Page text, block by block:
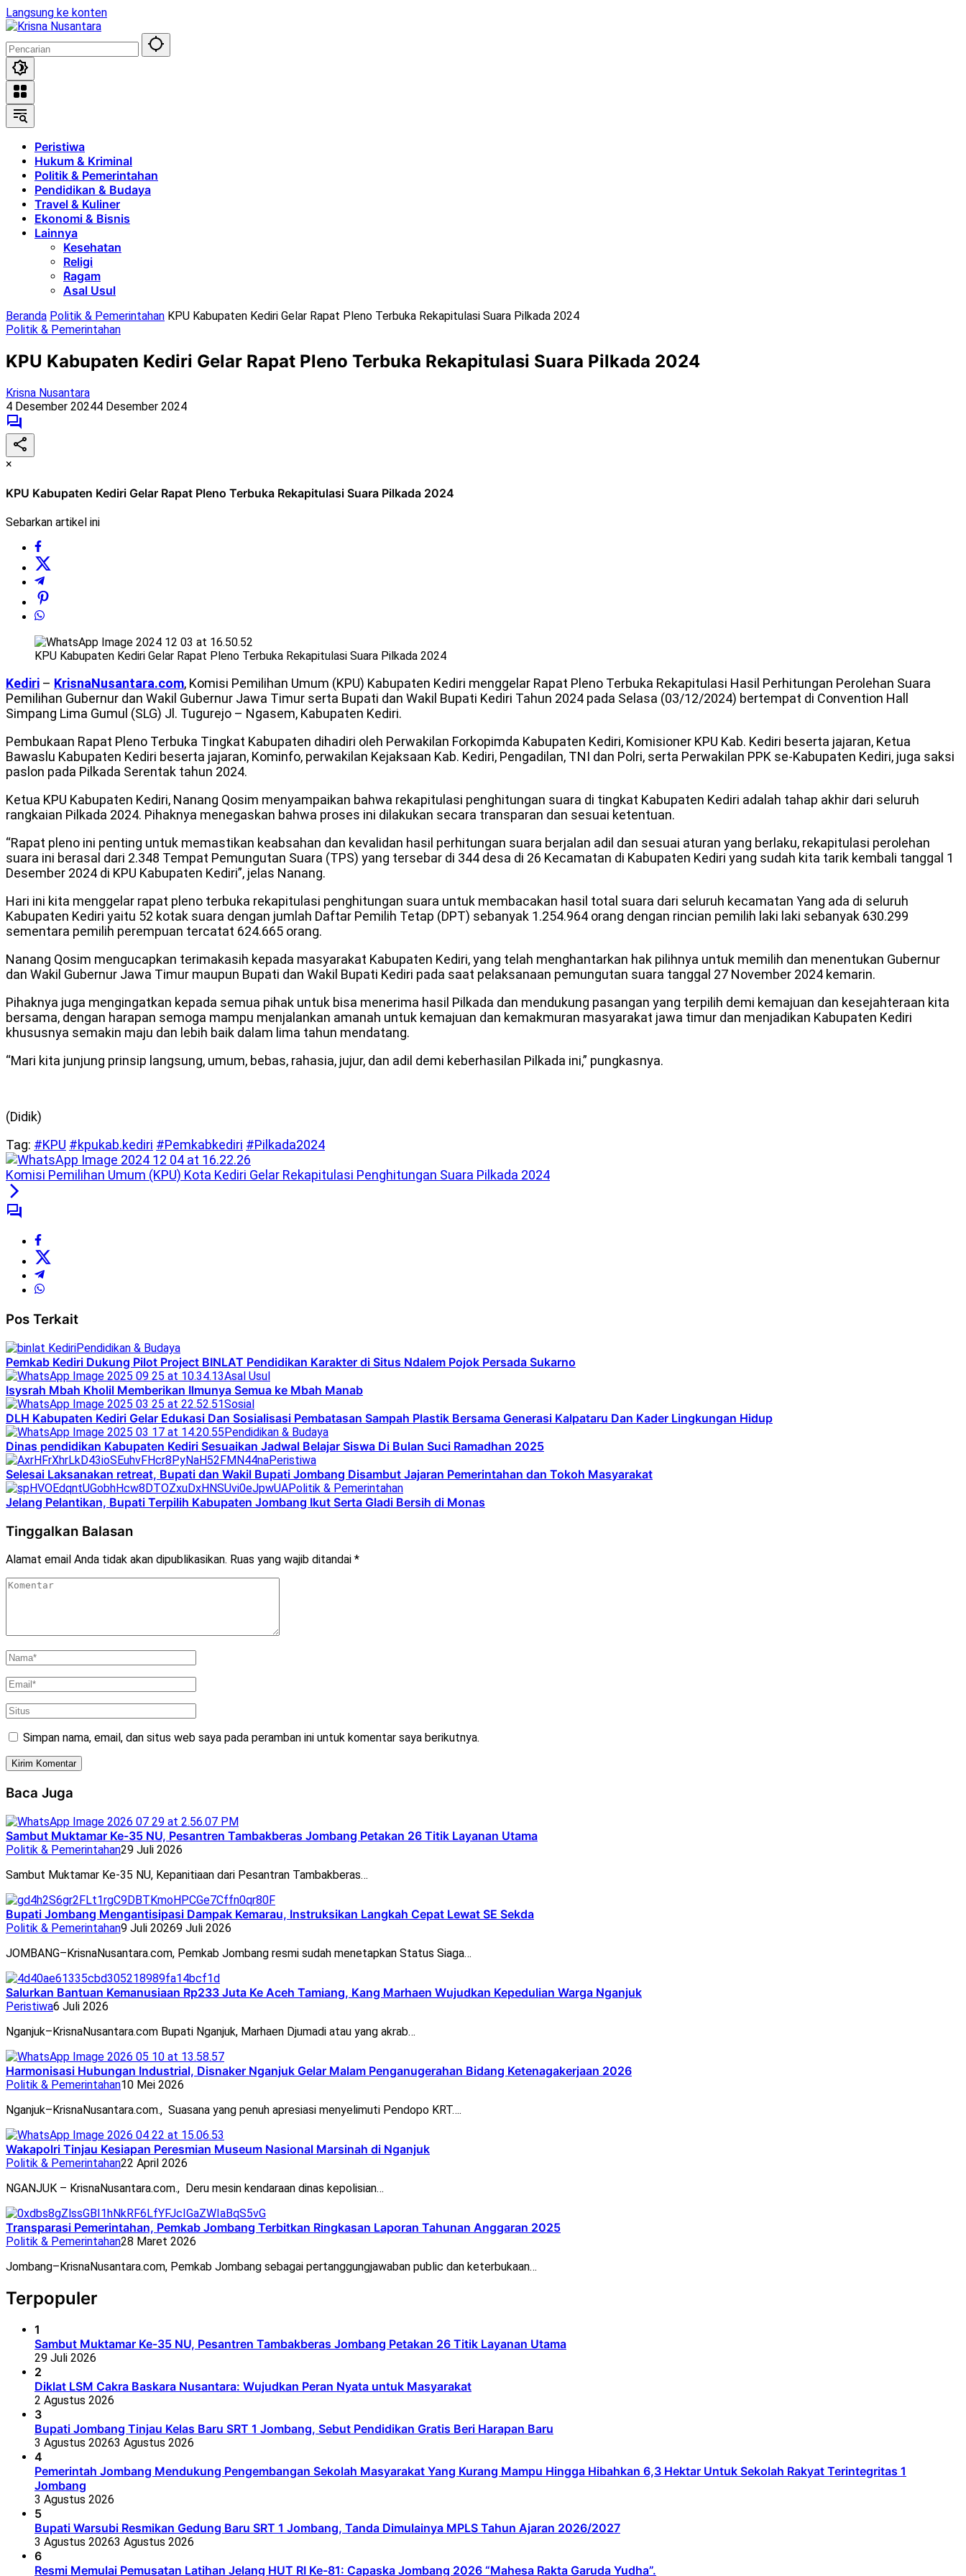
Langsung ke konten
Peristiwa
Hukum & Kriminal
Politik & Pemerintahan
Pendidikan & Budaya
Travel & Kuliner
Ekonomi & Bisnis
Lainnya
Kesehatan
Religi
Ragam
Asal Usul
Beranda Politik & Pemerintahan KPU Kabupaten Kediri Gelar Rapat Pleno Terbuka Rekapitulasi Suara Pilkada 2024
Politik & Pemerintahan
KPU Kabupaten Kediri Gelar Rapat Pleno Terbuka Rekapitulasi Suara Pilkada 2024
Krisna Nusantara
4 Desember 20244 Desember 2024
×
KPU Kabupaten Kediri Gelar Rapat Pleno Terbuka Rekapitulasi Suara Pilkada 2024
Sebarkan artikel ini
KPU Kabupaten Kediri Gelar Rapat Pleno Terbuka Rekapitulasi Suara Pilkada 2024
Kediri – KrisnaNusantara.com, Komisi Pemilihan Umum (KPU) Kabupaten Kediri menggelar Rapat Pleno Terbuka Rekapitulasi Hasil Perhitungan Perolehan Suara
Pemilihan Gubernur dan Wakil Gubernur Jawa Timur serta Bupati dan Wakil Bupati Kediri Tahun 2024 pada Selasa (03/12/2024) bertempat di Convention Hall
Simpang Lima Gumul (SLG) Jl. Tugurejo – Ngasem, Kabupaten Kediri.
Pembukaan Rapat Pleno Terbuka Tingkat Kabupaten dihadiri oleh Perwakilan Forkopimda Kabupaten Kediri, Komisioner KPU Kab. Kediri beserta jajaran, Ketua
Bawaslu Kabupaten Kediri beserta jajaran, Kominfo, perwakilan Kejaksaan Kab. Kediri, Pengadilan, TNI dan Polri, serta Perwakilan PPK se-Kabupaten Kediri, juga saksi
paslon pada Pilkada Serentak tahun 2024.
Ketua KPU Kabupaten Kediri, Nanang Qosim menyampaikan bahwa rekapitulasi penghitungan suara di tingkat Kabupaten Kediri adalah tahap akhir dari seluruh
rangkaian Pilkada 2024. Pihaknya menegaskan bahwa proses ini dilakukan secara transparan dan sesuai ketentuan.
“Rapat pleno ini penting untuk memastikan keabsahan dan kevalidan hasil perhitungan suara berjalan adil dan sesuai aturan yang berlaku, rekapitulasi perolehan
suara ini berasal dari 2.348 Tempat Pemungutan Suara (TPS) yang tersebar di 344 desa di 26 Kecamatan di Kabupaten Kediri yang sudah kita tarik kembali tanggal 1
Desember 2024 di KPU Kabupaten Kediri”, jelas Nanang.
Hari ini kita menggelar rapat pleno terbuka rekapitulasi penghitungan suara untuk membacakan hasil total suara dari seluruh kecamatan Yang ada di seluruh
Kabupaten Kediri yaitu 52 kotak suara dengan jumlah Daftar Pemilih Tetap (DPT) sebanyak 1.254.964 orang dengan rincian pemilih laki laki sebanyak 630.299
sementara pemilih perempuan tercatat 624.665 orang.
Nanang Qosim mengucapkan terimakasih kepada masyarakat Kabupaten Kediri, yang telah menghantarkan hak pilihnya untuk memilih dan menentukan Gubernur
dan Wakil Gubernur Jawa Timur maupun Bupati dan Wakil Bupati Kediri pada saat pelaksanaan pemungutan suara tanggal 27 November 2024 kemarin.
Pihaknya juga mengingatkan kepada semua pihak untuk bisa menerima hasil Pilkada dan mendukung pasangan yang terpilih demi kemajuan dan kesejahteraan kita
bersama, dengan harapan semoga mampu menjalankan amanah untuk kemajuan dan kemakmuran masyarakat jawa timur dan menjadikan Kabupaten Kediri
khususnya semakin maju dan lebih baik dalam lima tahun mendatang.
“Mari kita junjung prinsip langsung, umum, bebas, rahasia, jujur, dan adil demi keberhasilan Pilkada ini,” pungkasnya.
(Didik)
Tag: #KPU #kpukab.kediri #Pemkabkediri #Pilkada2024
Komisi Pemilihan Umum (KPU) Kota Kediri Gelar Rekapitulasi Penghitungan Suara Pilkada 2024
Pos Terkait
Pendidikan & Budaya
Pemkab Kediri Dukung Pilot Project BINLAT Pendidikan Karakter di Situs Ndalem Pojok Persada Sukarno
Asal Usul
Isysrah Mbah Kholil Memberikan Ilmunya Semua ke Mbah Manab
Sosial
DLH Kabupaten Kediri Gelar Edukasi Dan Sosialisasi Pembatasan Sampah Plastik Bersama Generasi Kalpataru Dan Kader Lingkungan Hidup
Pendidikan & Budaya
Dinas pendidikan Kabupaten Kediri Sesuaikan Jadwal Belajar Siswa Di Bulan Suci Ramadhan 2025
Peristiwa
Selesai Laksanakan retreat, Bupati dan Wakil Bupati Jombang Disambut Jajaran Pemerintahan dan Tokoh Masyarakat
Politik & Pemerintahan
Jelang Pelantikan, Bupati Terpilih Kabupaten Jombang Ikut Serta Gladi Bersih di Monas
Tinggalkan Balasan
Alamat email Anda tidak akan dipublikasikan. Ruas yang wajib ditandai *
Simpan nama, email, dan situs web saya pada peramban ini untuk komentar saya berikutnya.
Baca Juga
Sambut Muktamar Ke-35 NU, Pesantren Tambakberas Jombang Petakan 26 Titik Layanan Utama
Politik & Pemerintahan29 Juli 2026
Sambut Muktamar Ke-35 NU, Kepanitiaan dari Pesantran Tambakberas…
Bupati Jombang Mengantisipasi Dampak Kemarau, Instruksikan Langkah Cepat Lewat SE Sekda
Politik & Pemerintahan9 Juli 20269 Juli 2026
JOMBANG–KrisnaNusantara.com, Pemkab Jombang resmi sudah menetapkan Status Siaga…
Salurkan Bantuan Kemanusiaan Rp233 Juta Ke Aceh Tamiang, Kang Marhaen Wujudkan Kepedulian Warga Nganjuk
Peristiwa6 Juli 2026
Nganjuk–KrisnaNusantara.com Bupati Nganjuk, Marhaen Djumadi atau yang akrab…
Harmonisasi Hubungan Industrial, Disnaker Nganjuk Gelar Malam Penganugerahan Bidang Ketenagakerjaan 2026
Politik & Pemerintahan10 Mei 2026
Nganjuk–KrisnaNusantara.com., Suasana yang penuh apresiasi menyelimuti Pendopo KRT….
Wakapolri Tinjau Kesiapan Peresmian Museum Nasional Marsinah di Nganjuk
Politik & Pemerintahan22 April 2026
NGANJUK – KrisnaNusantara.com., Deru mesin kendaraan dinas kepolisian…
Transparasi Pemerintahan, Pemkab Jombang Terbitkan Ringkasan Laporan Tahunan Anggaran 2025
Politik & Pemerintahan28 Maret 2026
Jombang–KrisnaNusantara.com, Pemkab Jombang sebagai pertanggungjawaban public dan keterbukaan…
Terpopuler
1
Sambut Muktamar Ke-35 NU, Pesantren Tambakberas Jombang Petakan 26 Titik Layanan Utama
29 Juli 2026
2
Diklat LSM Cakra Baskara Nusantara: Wujudkan Peran Nyata untuk Masyarakat
2 Agustus 2026
3
Bupati Jombang Tinjau Kelas Baru SRT 1 Jombang, Sebut Pendidikan Gratis Beri Harapan Baru
3 Agustus 20263 Agustus 2026
4
Pemerintah Jombang Mendukung Pengembangan Sekolah Masyarakat Yang Kurang Mampu Hingga Hibahkan 6,3 Hektar Untuk Sekolah Rakyat Terintegritas 1
Jombang
3 Agustus 2026
5
Bupati Warsubi Resmikan Gedung Baru SRT 1 Jombang, Tanda Dimulainya MPLS Tahun Ajaran 2026/2027
3 Agustus 20263 Agustus 2026
6
Resmi Memulai Pemusatan Latihan Jelang HUT RI Ke-81: Capaska Jombang 2026 “Mahesa Rakta Garuda Yudha”.